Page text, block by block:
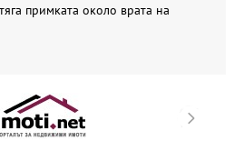
примката около врата на